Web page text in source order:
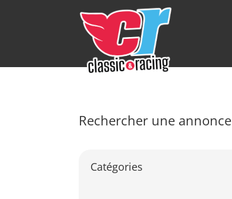
Rechercher une annonce
Catégories